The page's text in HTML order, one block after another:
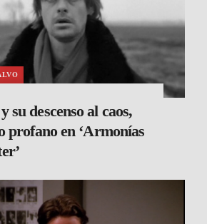
su descenso al caos,
profano en ‘Armonías